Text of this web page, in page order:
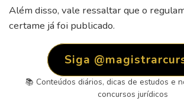
Além disso, vale ressaltar que o
certame já foi publicado.
Siga
📚 Conteúdos diários, dicas de estudos e
concursos jurídicos